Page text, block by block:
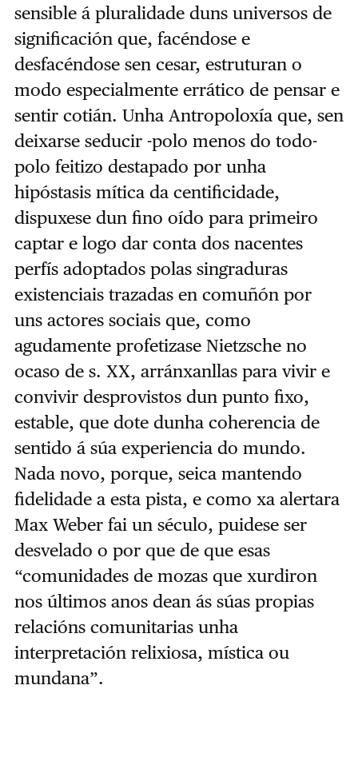
sensible á pluralidade duns universos de
significación que, facéndose e
desfacéndose sen cesar, estruturan o
modo especialmente errático de pensar e
sentir cotián. Unha Antropoloxía que, sen
deixarse seducir -polo menos do todo-
polo feitizo destapado por unha
hipóstasis mítica da centificidade,
dispuxese dun fino oído para primeiro
captar e logo dar conta dos nacentes
perfís adoptados polas singraduras
existenciais trazadas en comuñón por
uns actores sociais que, como
agudamente profetizase Nietzsche no
ocaso de s. XX, arránxanllas para vivir e
convivir desprovistos dun punto fixo,
estable, que dote dunha coherencia de
sentido á súa experiencia do mundo.
Nada novo, porque, seica mantendo
fidelidade a esta pista, e como xa alertara
Max Weber fai un século, puidese ser
desvelado o por que de que esas
“comunidades de mozas que xurdiron
nos últimos anos dean ás súas propias
relacións comunitarias unha
interpretación relixiosa, mística ou
mundana”.